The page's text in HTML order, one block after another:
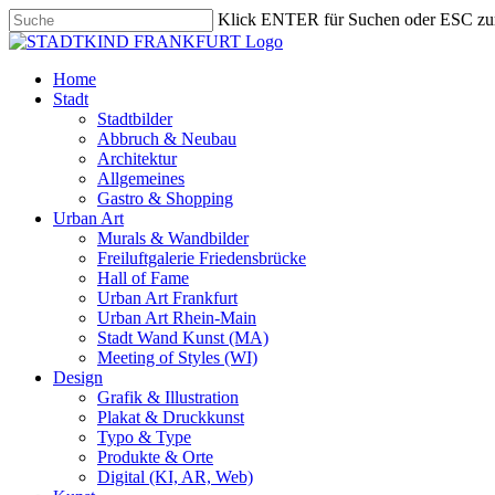
Skip
to
content
Klick ENTER für Suchen oder ESC
Close
search
Menu
Home
Stadt
Stadtbilder
Abbruch & Neubau
Architektur
Allgemeines
Gastro & Shopping
Urban Art
Murals & Wandbilder
Freiluftgalerie Friedensbrücke
Hall of Fame
Urban Art Frankfurt
Urban Art Rhein-Main
Stadt Wand Kunst (MA)
Meeting of Styles (WI)
Design
Grafik & Illustration
Plakat & Druckkunst
Typo & Type
Produkte & Orte
Digital (KI, AR, Web)